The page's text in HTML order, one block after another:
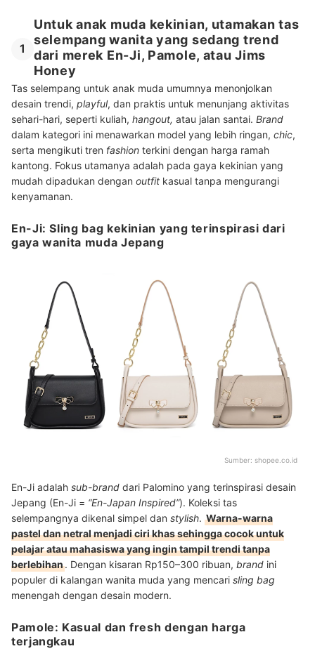
1
Untuk anak muda kekinian, utamakan tas
selempang wanita yang sedang trend
dari merek En-Ji, Pamole, atau Jims
Honey
Tas selempang untuk anak muda umumnya menonjolkan
desain trendi, playful, dan praktis untuk menunjang aktivitas
sehari-hari, seperti kuliah, hangout, atau jalan santai. Brand
dalam kategori ini menawarkan model yang lebih ringan, chic,
serta mengikuti tren fashion terkini dengan harga ramah
kantong. Fokus utamanya adalah pada gaya kekinian yang
mudah dipadukan dengan outfit kasual tanpa mengurangi
kenyamanan.
En-Ji: Sling bag kekinian yang terinspirasi dari
gaya wanita muda Jepang
Sumber: shopee.co.id
En-Ji adalah sub-brand dari Palomino yang terinspirasi desain
Jepang (En-Ji = “En-Japan Inspired”). Koleksi tas
selempangnya dikenal simpel dan stylish. Warna-warna
pastel dan netral menjadi ciri khas sehingga cocok untuk
pelajar atau mahasiswa yang ingin tampil trendi tanpa
berlebihan. Dengan kisaran Rp150–300 ribuan, brand ini
populer di kalangan wanita muda yang mencari sling bag
menengah dengan desain modern.
Pamole: Kasual dan fresh dengan harga
terjangkau